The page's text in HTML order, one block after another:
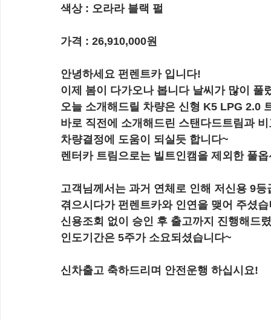
색상 : 오라라 블랙 펄
가격 : 26,910,000원
안녕하세요 펀렌트카 입니다!
이제 봄이 다가오나 봅니다 날씨가 많이 풀
오늘 소개해드릴 차량은 신형 K5 LPG 2.0
바로 직전에 소개해드린 스탠다드트림과
차량결정에 도움이 되실듯 합니다~
렌터카 트림으로는 빌트인캠을 제외한 풀
고객님께서는 과거 연체로 인해 저신용 9
겪으시다가 펀렌트카와 인연을 맺어 주셨
신용조회 없이 승인 후 출고까지 진행해드
인도기간은 5주가 소요되셨습니다~
신차출고 축하드리며 안전운행 하십시요!